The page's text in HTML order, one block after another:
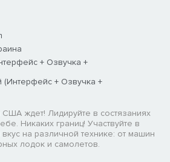
+ Озвучка +
(Интерфейс + Озвучка +
ждет! Лидируйте в состязаниях
Никаких границ! Участвуйте в
на различной технике: от машин
лодок и самолетов.